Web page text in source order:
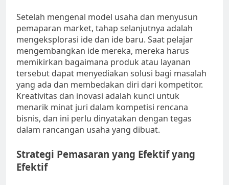
Setelah mengenal model usaha dan menyusun
pemaparan market, tahap selanjutnya adalah
mengeksplorasi ide dan ide baru. Saat pelajar
mengembangkan ide mereka, mereka harus
memikirkan bagaimana produk atau layanan
tersebut dapat menyediakan solusi bagi masalah
yang ada dan membedakan diri dari kompetitor.
Kreativitas dan inovasi adalah kunci untuk
menarik minat juri dalam kompetisi rencana
bisnis, dan ini perlu dinyatakan dengan tegas
dalam rancangan usaha yang dibuat.
Strategi Pemasaran yang Efektif yang
Efektif